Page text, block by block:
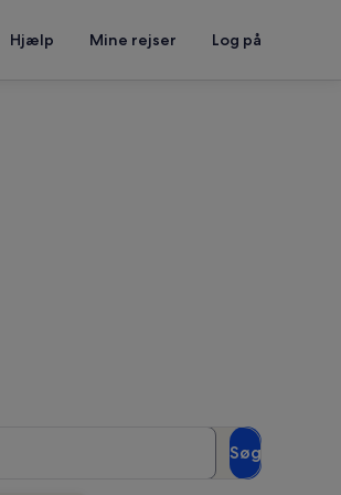
Hjælp Mine rejser Log på
Søg